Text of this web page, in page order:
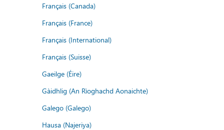
Français (Canada)
Français (France)
Français (International)
Français (Suisse)
Gaeilge (Éire)
Gàidhlig (An Rìoghachd Aonaichte)
Galego (Galego)
Hausa (Najeriya)